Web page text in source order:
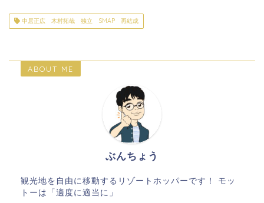
中居正広 木村拓哉 独立 SMAP 再結成
ABOUT ME
ぶんちょう
観光地を自由に移動するリゾートホッパーです！ モッ
トーは「適度に適当に」